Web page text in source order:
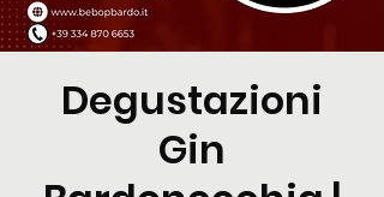
Degustazioni
Gin